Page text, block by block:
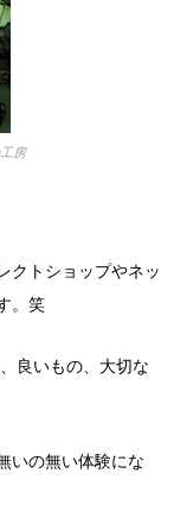
房
クトショップやネッ
。笑
良いもの、大切な
いの無い体験にな